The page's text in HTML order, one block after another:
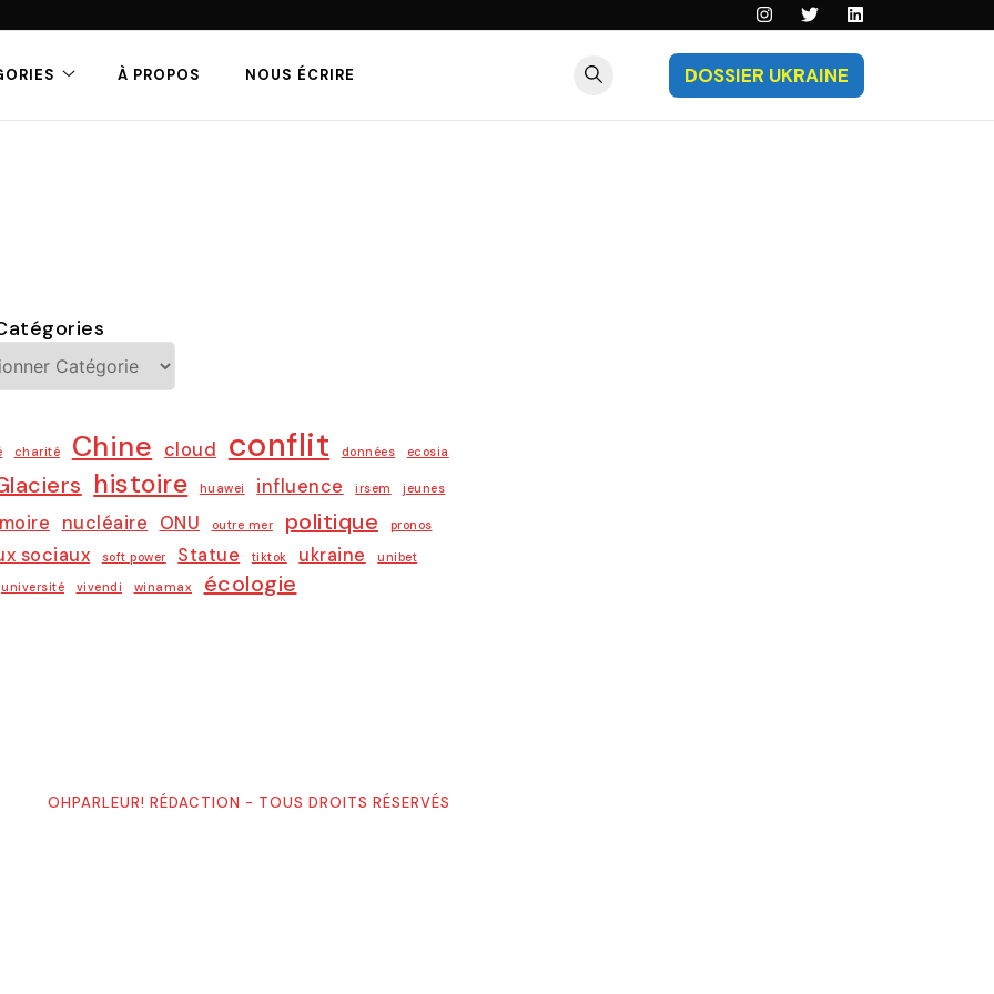
À PROPOS NOUS ÉCRIRE DOSSIER UKRAINE
charité Chine cloud conflit données ecosia
histoire huawei influence irsem jeunes
nucléaire ONU outre mer politique pronos
sociaux soft power Statue tiktok ukraine unibet
université vivendi winamax écologie
OHPARLEUR! RÉDACTION - TOUS DROITS RÉSERVÉS